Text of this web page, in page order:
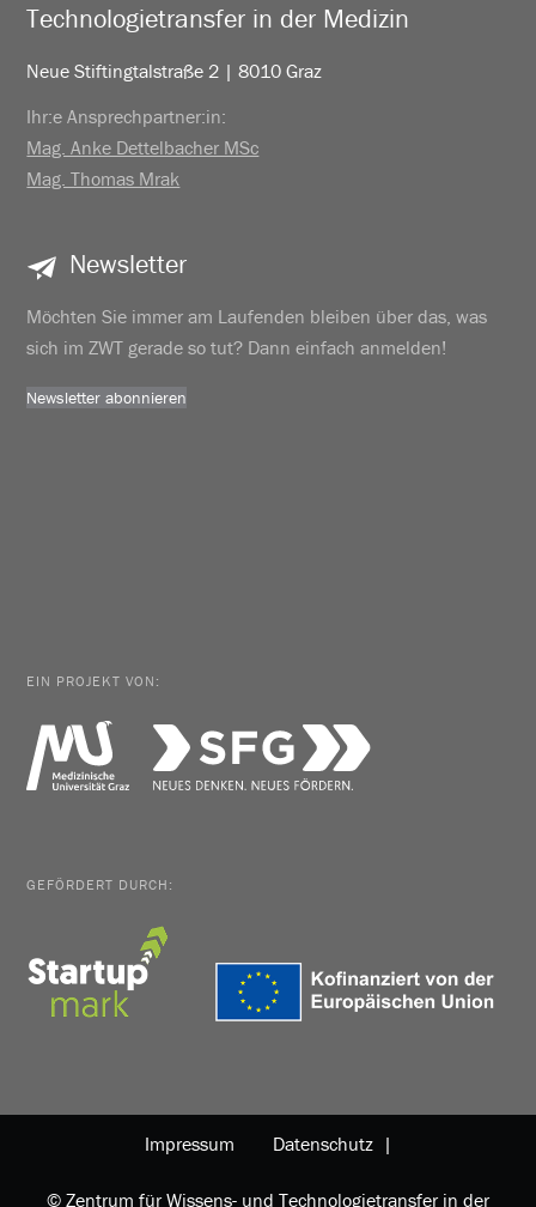
Technologietransfer in der Medizin
Neue Stiftingtalstraße 2 | 8010 Graz
Ihr:e Ansprechpartner:in:
Mag. Anke Dettelbacher MSc
Mag. Thomas Mrak
Newsletter
Möchten Sie immer am Laufenden bleiben über das, was
sich im ZWT gerade so tut? Dann einfach anmelden!
Newsletter abonnieren
EIN PROJEKT VON:
GEFÖRDERT DURCH:
Impressum Datenschutz |
© Zentrum für Wissens- und Technologietransfer in der